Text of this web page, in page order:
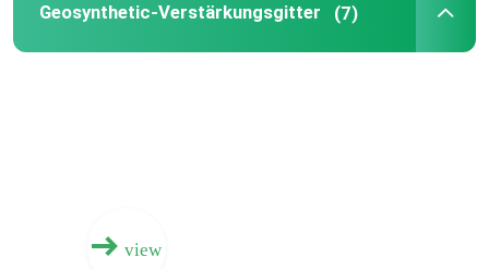
Videos
Qualitätskontrolle
Geosynthetic-Verstärkungsgitter (7)
view